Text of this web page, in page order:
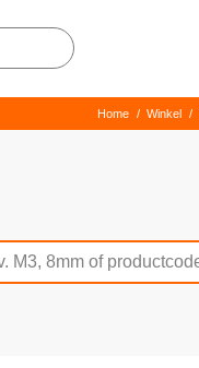
Home / Winkel /